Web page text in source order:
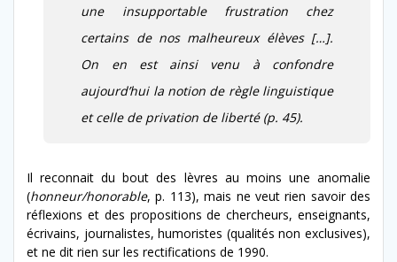
une insupportable frustration chez
certains de nos malheureux élèves […].
On en est ainsi venu à confondre
aujourd’hui la notion de règle linguistique
et celle de privation de liberté (p. 45).
Il reconnait du bout des lèvres au moins une anomalie
(honneur/honorable, p. 113), mais ne veut rien savoir des
réflexions et des propositions de chercheurs, enseignants,
écrivains, journalistes, humoristes (qualités non exclusives),
et ne dit rien sur les rectifications de 1990.